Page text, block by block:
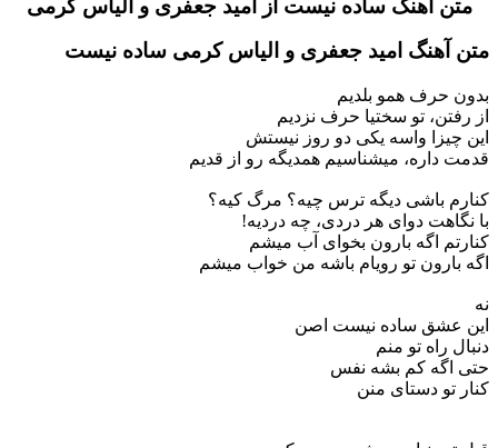
متن آهنگ ساده نیست از امید جعفری و الیاس کرمی
متن آهنگ امید جعفری و الیاس کرمی ساده نیست
بدون حرف همو بلدیم
از رفتن، تو سختیا حرف نزدیم
این چیزا واسه یکی دو روز نیستش
قدمت داره، میشناسیم همدیگه رو از قدیم
کنارم باشی دیگه ترس چیه؟ مرگ کیه؟
با نگاهت دوای هر دردی، چه دردیه!
کنارتم اگه بارون بخوای آب میشم
اگه بارون تو رویام باشه من خواب میشم
نه
این عشق ساده نیست اصن
دنبال راه تو منم
حتی اگه کم بشه نفس
کنار تو دستای منن